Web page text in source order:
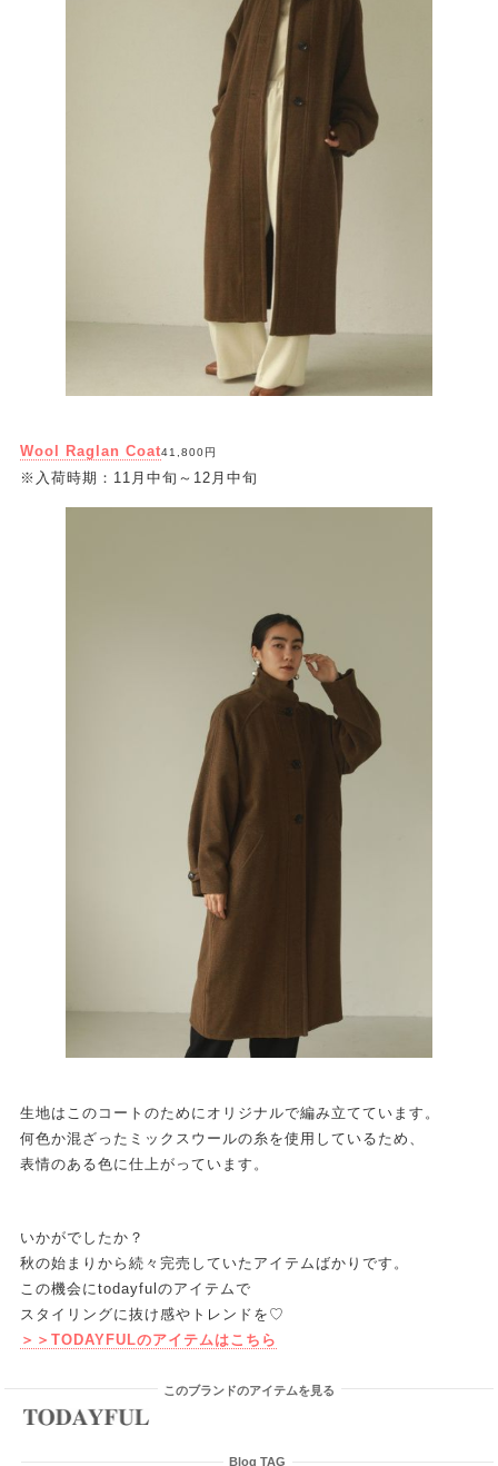
Wool Raglan Coat41,800円
※入荷時期：11月中旬～12月中旬
生地はこのコートのためにオリジナルで編み立てています。
何色か混ざったミックスウールの糸を使用しているため、
表情のある色に仕上がっています。
いかがでしたか？
秋の始まりから続々完売していたアイテムばかりです。
この機会にtodayfulのアイテムで
スタイリングに抜け感やトレンドを♡
＞＞TODAYFULのアイテムはこちら
このブランドのアイテムを見る
Blog TAG